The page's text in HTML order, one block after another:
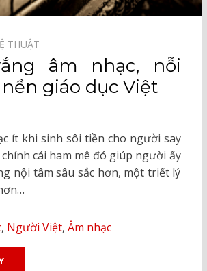
THUẬT⠀
âm nhạc, nỗi
giáo dục Việt
ít khi sinh sôi tiền cho người say
cái ham mê đó giúp người ấy
nội tâm sâu sắc hơn, một triết lý
, Người Việt, Âm nhạc